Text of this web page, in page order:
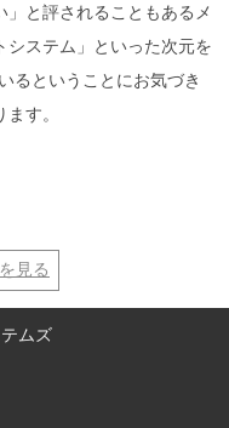
と評されることもあるメ
システム」といった次元を
るということにお気づき
す。
見る
ムズ